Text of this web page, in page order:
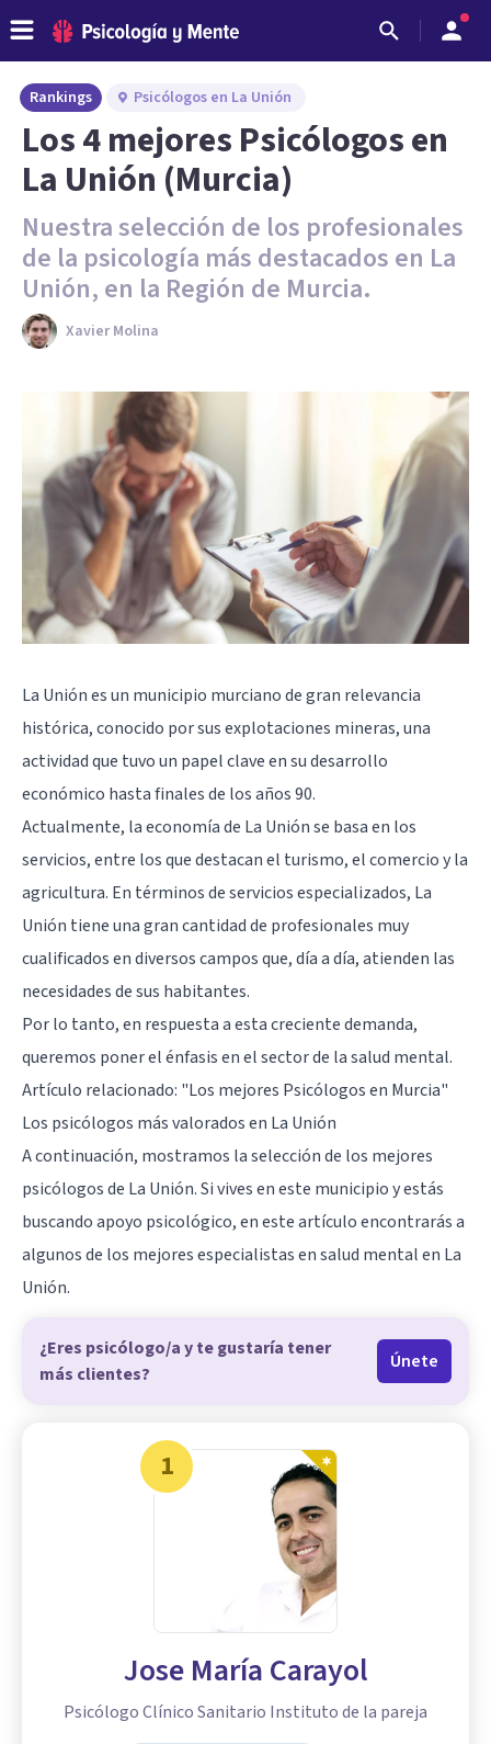
Rankings Psicólogos en La Unión
Los 4 mejores Psicólogos en
La Unión (Murcia)
Nuestra selección de los profesionales
de la psicología más destacados en La
Unión, en la Región de Murcia.
Xavier Molina
La Unión es un municipio murciano de gran relevancia
histórica, conocido por sus explotaciones mineras, una
actividad que tuvo un papel clave en su desarrollo
económico hasta finales de los años 90.
Actualmente, la economía de La Unión se basa en los
servicios, entre los que destacan el turismo, el comercio y la
agricultura. En términos de servicios especializados, La
Unión tiene una gran cantidad de profesionales muy
cualificados en diversos campos que, día a día, atienden las
necesidades de sus habitantes.
Por lo tanto, en respuesta a esta creciente demanda,
queremos poner el énfasis en el sector de la salud mental.
Artículo relacionado: "Los mejores Psicólogos en Murcia"
Los psicólogos más valorados en La Unión
A continuación, mostramos la selección de los mejores
psicólogos de La Unión. Si vives en este municipio y estás
buscando apoyo psicológico, en este artículo encontrarás a
algunos de los mejores especialistas en salud mental en La
Unión.
¿Eres psicólogo/a y te gustaría tener
más clientes?
Únete
1
Jose María Carayol
Psicólogo Clínico Sanitario Instituto de la pareja